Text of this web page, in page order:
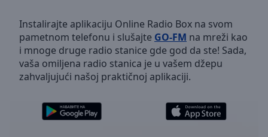
Skip
Backward
Skip
Forward
Mute
Current
Duration-:-
Instalirajte aplikaciju Online Radio Box na svom
pametnom telefonu i slušajte GO-FM na mreži kao
i mnoge druge radio stanice gde god da ste! Sada,
vaša omiljena radio stanica je u vašem džepu
zahvaljujući našoj praktičnoj aplikaciji.